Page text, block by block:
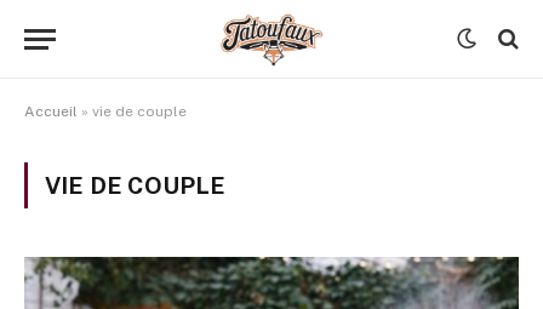
Accueil » vie de couple
VIE DE COUPLE